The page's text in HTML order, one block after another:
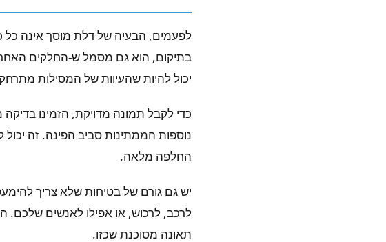
לפעמים, הבעיה של דלת מוסך אינה כל
בתיקום, הוא גם מסמל ש-החלקים
יכול להיות שהעיוות של המסילות
כדי לקבל תמונה מדויקת, הזמינו
נוספות הממתינות סביב הפינה. זה יכול
החלפה מלאה.
יש גם גורם של בטיחות שלא צריך
לרכב, לרכוש, או אפילו לאנשים
תאונה מסוכנת שכזו.